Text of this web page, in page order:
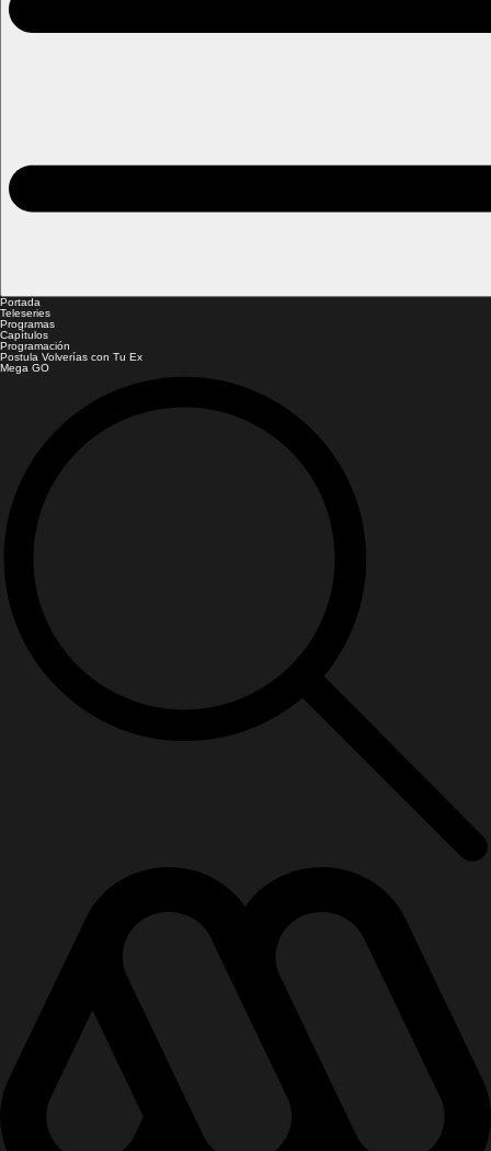
Portada
Teleseries
Programas
Capítulos
Programación
Postula Volverías con Tu Ex
Mega GO